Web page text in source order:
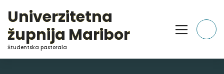
Content
Univerzitetna
župnija Maribor
Študentska pastorala